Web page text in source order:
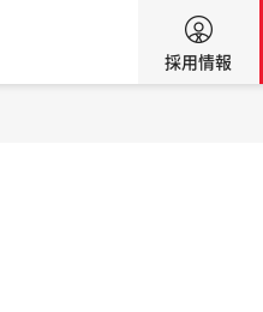
採用情報